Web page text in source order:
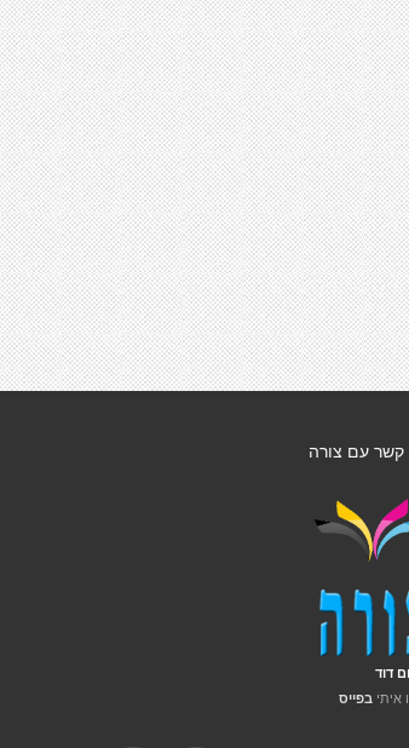
קשר עם צורה
דוד
איתי בפייס